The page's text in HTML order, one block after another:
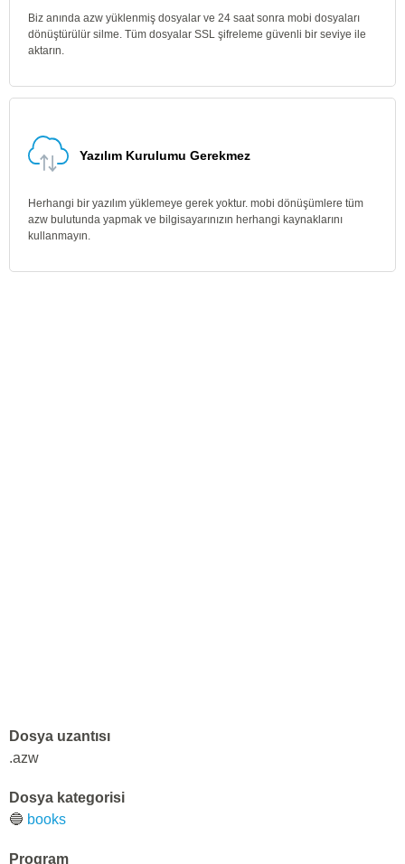
Biz anında azw yüklenmiş dosyalar ve 24 saat sonra mobi dosyaları
dönüştürülür silme. Tüm dosyalar SSL şifreleme güvenli bir seviye ile
aktarın.
Yazılım Kurulumu Gerekmez
Herhangi bir yazılım yüklemeye gerek yoktur. mobi dönüşümlere tüm
azw bulutunda yapmak ve bilgisayarınızın herhangi kaynaklarını
kullanmayın.
Dosya uzantısı
.azw
Dosya kategorisi
🔵 books
Program